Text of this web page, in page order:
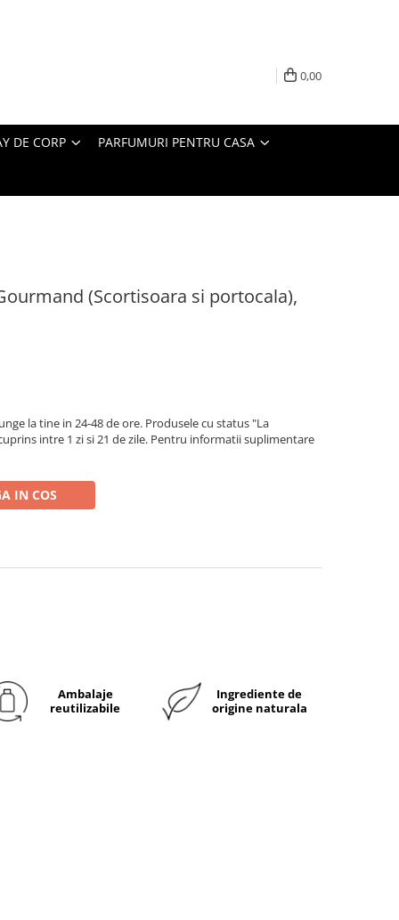
0,00
DE CORP PARFUMURI PENTRU CASA
(Scortisoara si portocala),
la tine in 24-48 de ore. Produsele cu status "La
intre 1 zi si 21 de zile. Pentru informatii suplimentare
IN COS
Ambalaje
reutilizabile
Ingrediente de
origine naturala